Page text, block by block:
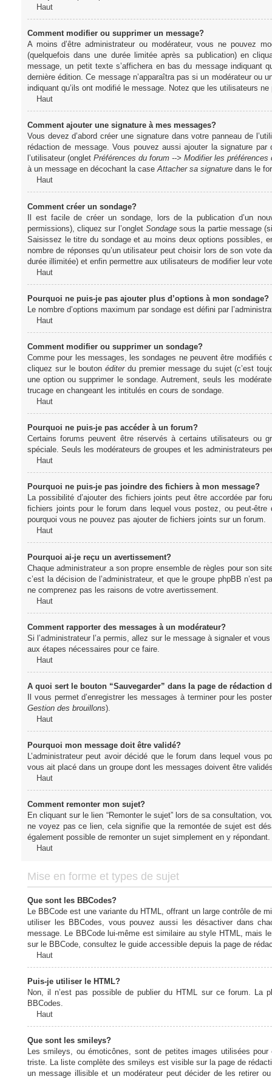
Haut
Comment modifier ou supprimer un message?
A moins d’être administrateur ou modérateur, vous ne pouvez
(quelquefois dans une durée limitée après sa publication) en
message, un petit texte s’affichera en bas du message indiquant
dernière édition. Ce message n’apparaîtra pas si un modérateur
indiquant qu’ils ont modifié le message. Notez que les utilisateurs
Haut
Comment ajouter une signature à mes messages?
Vous devez d’abord créer une signature dans votre panneau de
rédaction de message. Vous pouvez aussi ajouter la signature
l’utilisateur (onglet Préférences du forum --> Modifier les préférences
à un message en décochant la caseAttacher sa signaturedans le
Haut
Comment créer un sondage?
Il est facile de créer un sondage, lors de la publication d’un
permissions), cliquez sur l’onglet Sondagesous la partie message
Saisissez le titre du sondage et au moins deux options possibles,
nombre de réponses qu’un utilisateur peut choisir lors de son vote
durée illimitée) et enfin permettre aux utilisateurs de modifier leur
Haut
Pourquoi ne puis-je pas ajouter plus d’options à mon sondage?
Le nombre d’options maximum par sondage est défini par
Haut
Comment modifier ou supprimer un sondage?
Comme pour les messages, les sondages ne peuvent être modifiés
cliquez sur le bouton éditerdu premier message du sujet (c’est
une option ou supprimer le sondage. Autrement, seuls les
trucage en changeant les intitulés en cours de sondage.
Haut
Pourquoi ne puis-je pas accéder à un forum?
Certains forums peuvent être réservés à certains utilisateurs ou
spéciale. Seuls les modérateurs de groupes et les administrateurs
Haut
Pourquoi ne puis-je pas joindre des fichiers à mon message?
La possibilité d’ajouter des fichiers joints peut être accordée par
fichiers joints pour le forum dans lequel vous postez, ou peut-
pourquoi vous ne pouvez pas ajouter de fichiers joints sur un forum.
Haut
Pourquoi ai-je reçu un avertissement?
Chaque administrateur a son propre ensemble de règles pour son
c’est la décision de l’administrateur, et que le groupe phpBB n’est
ne comprenez pas les raisons de votre avertissement.
Haut
Comment rapporter des messages à un modérateur?
Si l’administrateur l’a permis, allez sur le message à signaler et
aux étapes nécessaires pour ce faire.
Haut
A quoi sert le bouton “Sauvegarder” dans la page de rédaction
Il vous permet d’enregistrer les messages à terminer pour les
Gestion des brouillons).
Haut
Pourquoi mon message doit être validé?
L’administrateur peut avoir décidé que le forum dans lequel vous
vous ait placé dans un groupe dont les messages doivent être
Haut
Comment remonter mon sujet?
En cliquant sur le lien “Remonter le sujet” lors de sa consultation,
ne voyez pas ce lien, cela signifie que la remontée de sujet est
également possible de remonter un sujet simplement en y
Haut
Mise en forme et types de sujet
Que sont les BBCodes?
Le BBCode est une variante du HTML, offrant un large contrôle de
utiliser les BBCodes, vous pouvez aussi les désactiver dans
message. Le BBCode lui-même est similaire au style HTML, mais
sur le BBCode, consultez le guide accessible depuis la page de
Haut
Puis-je utiliser le HTML?
Non, il n’est pas possible de publier du HTML sur ce forum. La
BBCodes.
Haut
Que sont les smileys?
Les smileys, ou émoticônes, sont de petites images utilisées
triste. La liste complète des smileys est visible sur la page de
un message illisible et un modérateur peut décider de les retirer